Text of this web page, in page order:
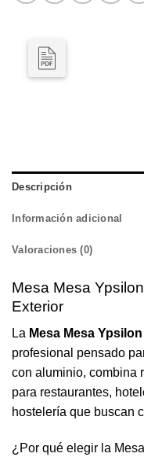
Descripción
Información adicional
Valoraciones (0)
Mesa Mesa
Exterior
La Mesa Mesa
profesional pensado
con aluminio, combina
para restaurantes,
hostelería que buscan
¿Por qué elegir la